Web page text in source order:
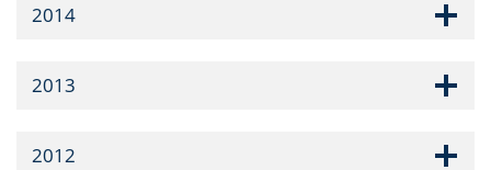
2014
2013
2012